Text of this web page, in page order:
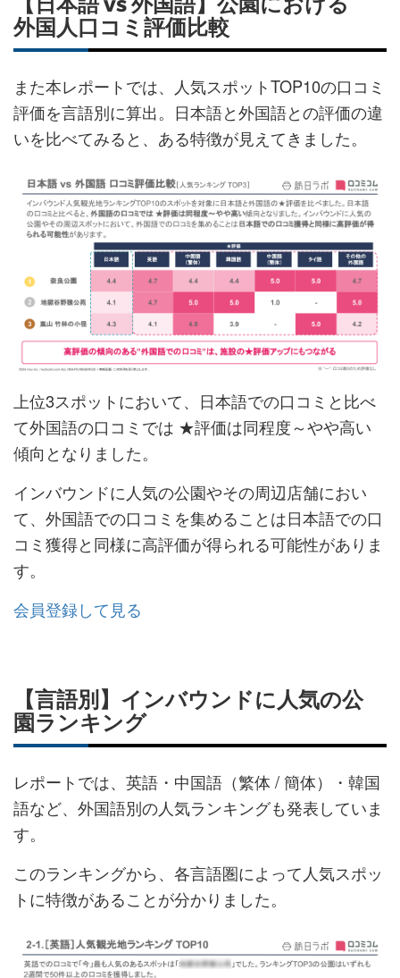
外国人口コミ評価比較
また本レポートでは、人気スポットTOP10の口コミ
評価を言語別に算出。日本語と外国語との評価の違
いを比べてみると、ある特徴が見えてきました。
上位3スポットにおいて、日本語での口コミと比べ
て外国語の口コミでは ★評価は同程度～やや高い
傾向となりました。
インバウンドに人気の公園やその周辺店舗におい
て、外国語での口コミを集めることは日本語での口
コミ獲得と同様に高評価が得られる可能性がありま
す。
会員登録して見る
【言語別】インバウンドに人気の公
園ランキング
レポートでは、英語・中国語（繁体 / 簡体） ・韓国
語など、外国語別の人気ランキングも発表していま
す。
このランキングから、各言語圏によって人気スポッ
トに特徴があることが分かりました。